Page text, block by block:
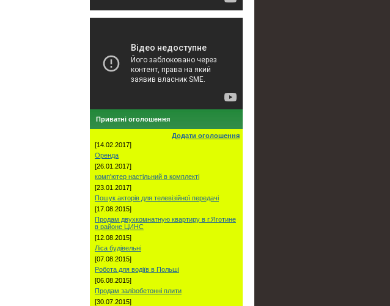
Приватні оголошення
Додати оголошення
[14.02.2017]
Оренда
[26.01.2017]
комп'ютер настільний в комплекті
[23.01.2017]
Пошук акторів для телевізійної передачі
[17.08.2015]
Продам двухкомнатную квартиру в г.Яготине
в районе ЦИНС
[12.08.2015]
Ліса будівельні
[07.08.2015]
Робота для водіїв в Польші
[06.08.2015]
Продам залізобетонні плити
[30.07.2015]